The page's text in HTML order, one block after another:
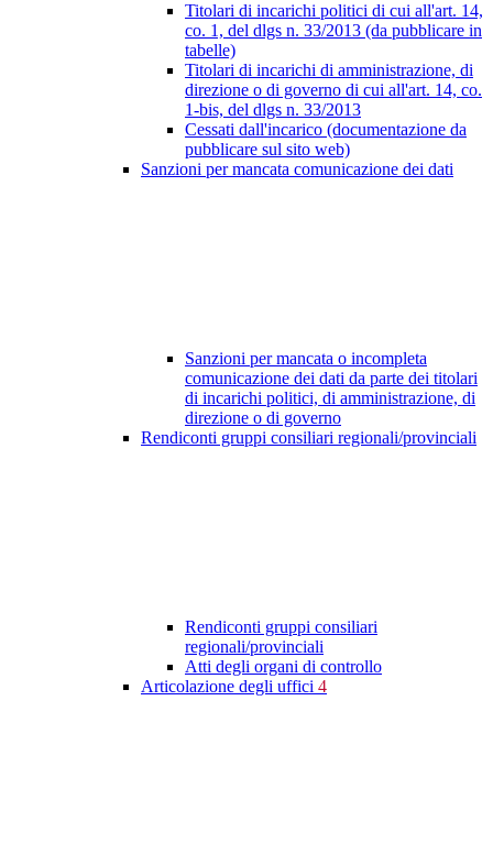
Titolari di incarichi politici di cui all'art. 14,
co. 1, del dlgs n. 33/2013 (da pubblicare in
tabelle)
Titolari di incarichi di amministrazione, di
direzione o di governo di cui all'art. 14, co.
1-bis, del dlgs n. 33/2013
Cessati dall'incarico (documentazione da
pubblicare sul sito web)
Sanzioni per mancata comunicazione dei dati
Sanzioni per mancata o incompleta
comunicazione dei dati da parte dei titolari
di incarichi politici, di amministrazione, di
direzione o di governo
Rendiconti gruppi consiliari regionali/provinciali
Rendiconti gruppi consiliari
regionali/provinciali
Atti degli organi di controllo
Articolazione degli uffici 4